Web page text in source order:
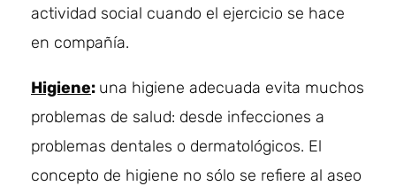
actividad social cuando el ejercicio se hace
en compañía.
Higiene: una higiene adecuada evita muchos
problemas de salud: desde infecciones a
problemas dentales o dermatológicos. El
concepto de higiene no sólo se refiere al aseo